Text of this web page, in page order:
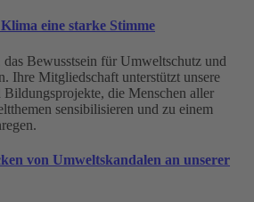
eine starke Stimme
Bewusstsein für Umweltschutz und
Ihre Mitgliedschaft unterstützt unsere
die Menschen aller
sensibilisieren und zu einem
von Umweltskandalen an unserer